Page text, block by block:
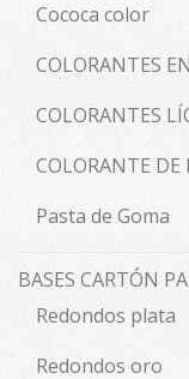
Cococa color
COLORANTES
COLORANTES
COLORANTE DE
Pasta de Goma
BASES CARTÓN
Redondos plata
Redondos oro